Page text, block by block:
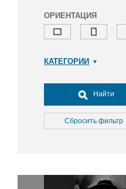
ОРИЕНТАЦИЯ
КАТЕГОРИИ
Досуг, туризм и отдых
Культура
Медицина
Окружающая среда
Найти
Сбросить фильтр